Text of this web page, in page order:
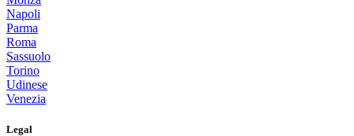
Napoli
Parma
Roma
Sassuolo
Torino
Udinese
Venezia
Legal